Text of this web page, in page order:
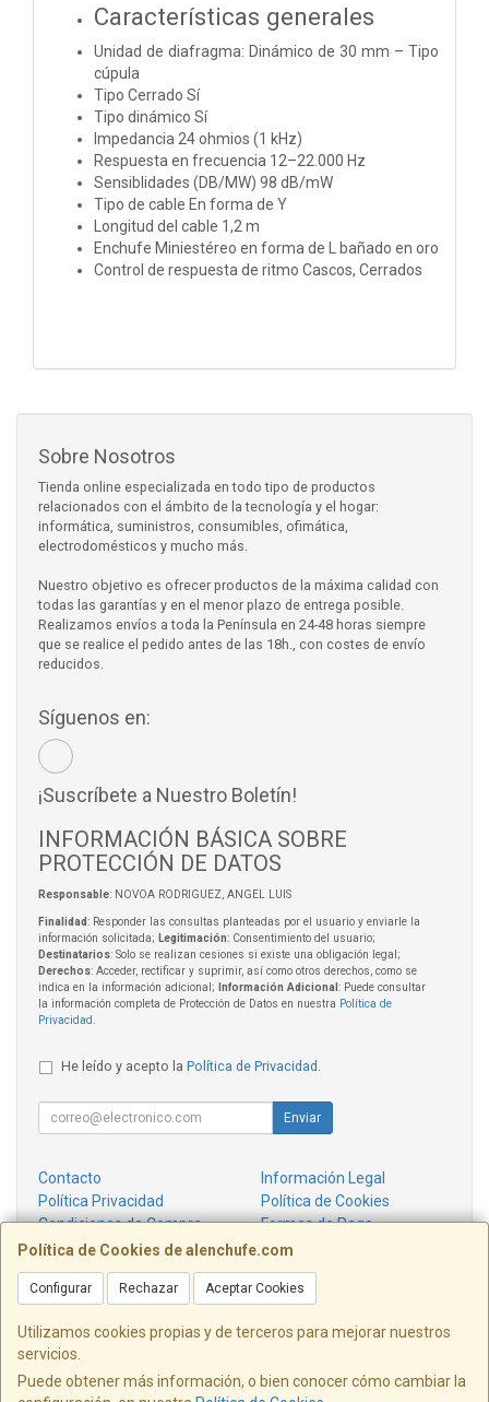
Características generales
Unidad de diafragma: Dinámico de 30 mm – Tipo
cúpula
Tipo Cerrado Sí
Tipo dinámico Sí
Impedancia 24 ohmios (1 kHz)
Respuesta en frecuencia 12–22.000 Hz
Sensiblidades (DB/MW) 98 dB/mW
Tipo de cable En forma de Y
Longitud del cable 1,2 m
Enchufe Miniestéreo en forma de L bañado en oro
Control de respuesta de ritmo Cascos, Cerrados
Política de Cookies de alenchufe.com
Configurar Rechazar Aceptar Cookies
Utilizamos cookies propias y de terceros para mejorar nuestros
servicios.
Puede obtener más información, o bien conocer cómo cambiar la
Sobre Nosotros
Tienda online especializada en todo tipo de productos
relacionados con el ámbito de la tecnología y el hogar:
informática, suministros, consumibles, ofimática,
electrodomésticos y mucho más.
Nuestro objetivo es ofrecer productos de la máxima calidad con
todas las garantías y en el menor plazo de entrega posible.
Realizamos envíos a toda la Península en 24-48 horas siempre
que se realice el pedido antes de las 18h., con costes de envío
reducidos.
Síguenos en:
¡Suscríbete a Nuestro Boletín!
INFORMACIÓN BÁSICA SOBRE
PROTECCIÓN DE DATOS
Responsable: NOVOA RODRIGUEZ, ANGEL LUIS
Finalidad: Responder las consultas planteadas por el usuario y enviarle la
información solicitada; Legitimación: Consentimiento del usuario;
Destinatarios: Solo se realizan cesiones si existe una obligación legal;
Derechos: Acceder, rectificar y suprimir, así como otros derechos, como se
indica en la información adicional;
Información Adicional : Puede consultar
la información completa de Protección de Datos en nuestra Política de
Privacidad
He leído y acepto la Política de Privacidad
Enviar
Contacto
Información Legal
Política Privacidad
Política de Cookies
Condiciones de Compra
Formas de Pago
¿Quienes Somos?
Contacto
info@alenchufe.com